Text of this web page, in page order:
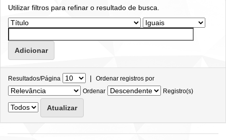
Utilizar filtros para refinar o resultado de busca.
Resultados/Página | Ordenar registros por
Ordenar
Registro(s)